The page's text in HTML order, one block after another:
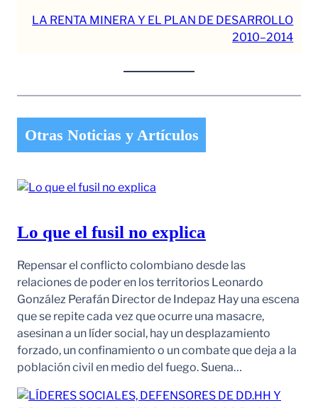
LA RENTA MINERA Y EL PLAN DE DESARROLLO
2010–2014
Otras Noticias y Artículos
Lo que el fusil no explica
Repensar el conflicto colombiano desde las
relaciones de poder en los territorios Leonardo
González Perafán Director de Indepaz Hay una escena
que se repite cada vez que ocurre una masacre,
asesinan a un líder social, hay un desplazamiento
forzado, un confinamiento o un combate que deja a la
población civil en medio del fuego. Suena…